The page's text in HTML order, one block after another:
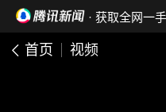
· 获取全网一
首页 视频